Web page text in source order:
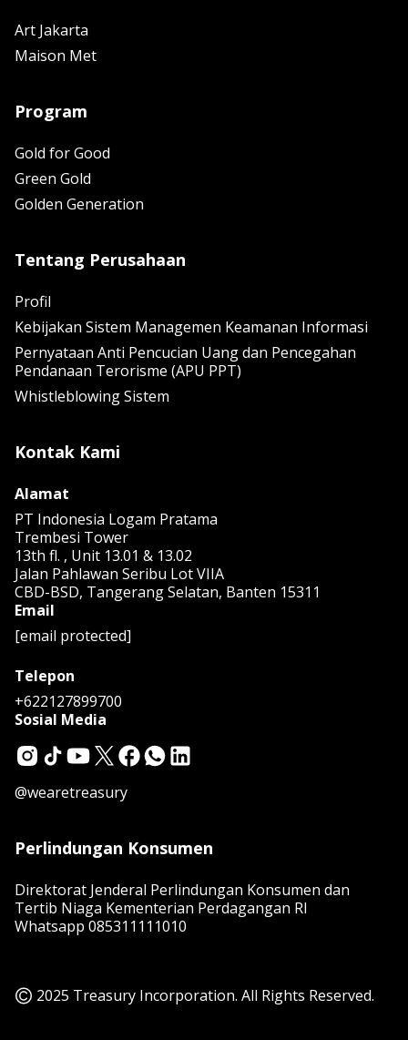
Art Jakarta
Maison Met
Program
Gold for Good
Green Gold
Golden Generation
Tentang Perusahaan
Profil
Kebijakan Sistem Managemen Keamanan Informasi
Pernyataan Anti Pencucian Uang dan Pencegahan
Pendanaan Terorisme (APU PPT)
Whistleblowing Sistem
Kontak Kami
Alamat
PT Indonesia Logam Pratama
Trembesi Tower
13th fl. , Unit 13.01 & 13.02
Jalan Pahlawan Seribu Lot VIIA
CBD-BSD, Tangerang Selatan, Banten 15311
Email
[email protected]
Telepon
+622127899700
Sosial Media
@wearetreasury
Perlindungan Konsumen
Direktorat Jenderal Perlindungan Konsumen dan
Tertib Niaga Kementerian Perdagangan RI
Whatsapp 085311111010
2025 Treasury Incorporation. All Rights Reserved.